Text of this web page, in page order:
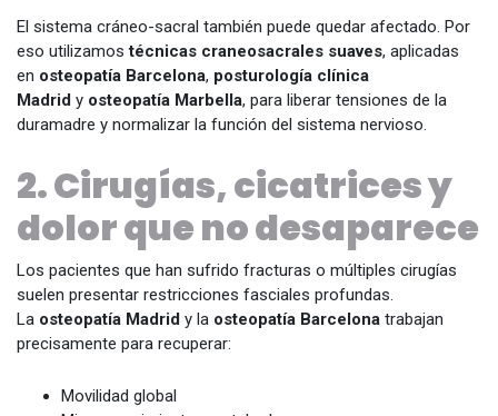
El sistema cráneo-sacral también puede quedar afectado. Por
eso utilizamostécnicas craneosacrales suaves, aplicadas
en osteopatía Barcelona, posturología clínica
Madrid y osteopatía Marbella, para liberar tensiones de la
duramadre y normalizar la función del sistema nervioso.
2. Cirugías, cicatrices y
dolor que no desaparece
Los pacientes que han sufrido fracturas o múltiples cirugías
suelen presentar restricciones fasciales profundas.
La osteopatía Madrid y la osteopatía Barcelona trabajan
precisamente para recuperar:
Movilidad global